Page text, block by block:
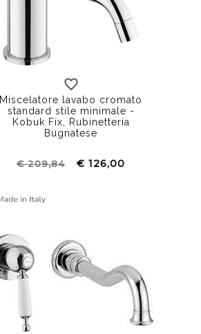
Miscelatore lavabo cromato
standard stile minimale -
Kobuk Fix, Rubinetteria
Bugnatese
€ 209,84 € 126,00